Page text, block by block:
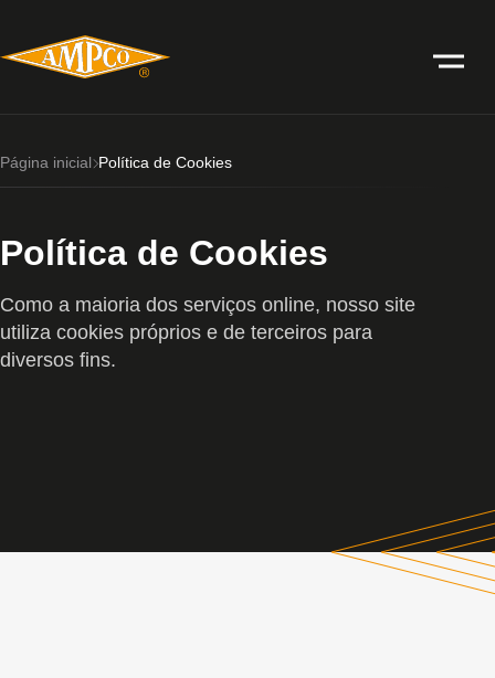
Página inicial Política de Cookies
Política de Cookies
Como a maioria dos serviços online, nosso site
utiliza cookies próprios e de terceiros para
diversos fins.